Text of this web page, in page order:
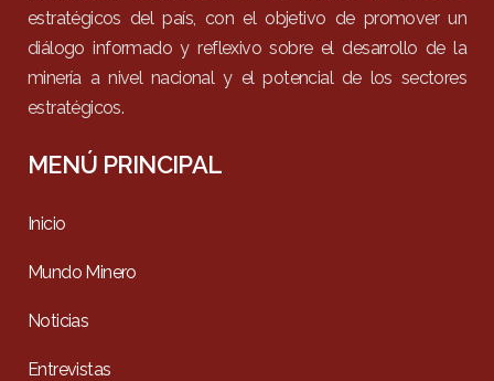
estratégicos del país, con el objetivo de promover un
diálogo informado y reflexivo sobre el desarrollo de la
minería a nivel nacional y el potencial de los sectores
estratégicos.
MENÚ PRINCIPAL
Inicio
Mundo Minero
Noticias
Entrevistas